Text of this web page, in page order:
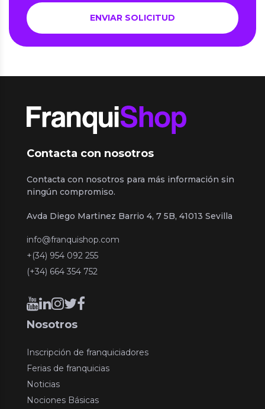
Contacta con nosotros
Contacta con nosotros para más información sin
ningún compromiso.
Avda Diego Martinez Barrio 4, 7 5B, 41013 Sevilla
info@franquishop.com
+(34) 954 092 255
(+34) 664 354 752
Nosotros
Inscripción de franquiciadores
Ferias de franquicias
Noticias
Nociones Básicas